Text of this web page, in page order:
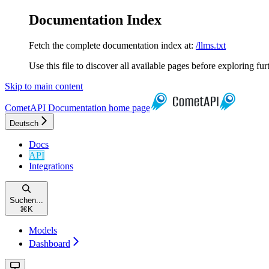
Documentation Index
Fetch the complete documentation index at: /llms.txt
Use this file to discover all available pages before exploring
Skip to main content
CometAPI Documentation home page
Deutsch
Docs
API
Integrations
Suchen...
⌘ K
Models
Dashboard